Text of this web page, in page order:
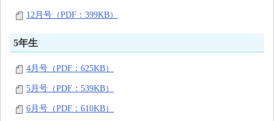
12月号（PDF：399KB）
5年生
4月号（PDF：625KB）
5月号（PDF：539KB）
6月号（PDF：610KB）